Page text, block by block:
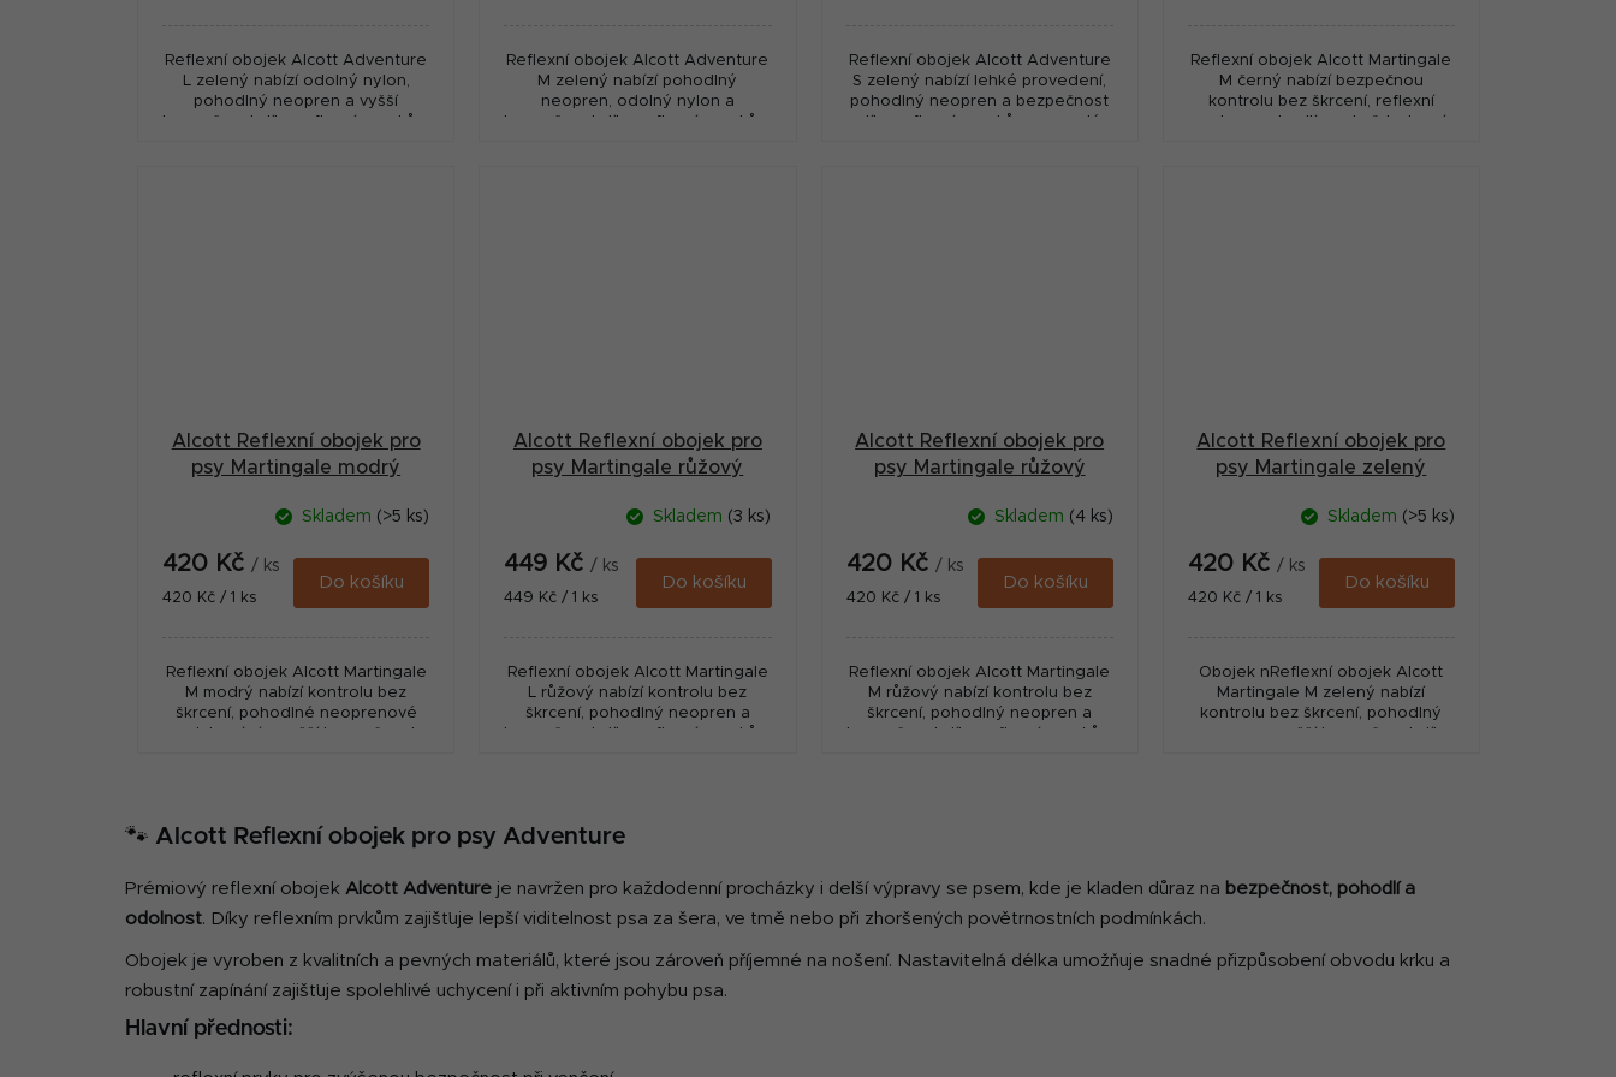
Reflexní obojek Alcott Adventure
L zelený nabízí odolný nylon,
pohodlný neopren a vyšší
bezpečnost díky reflexním prvkům
Reflexní obojek Alcott Adventure
M zelený nabízí pohodlný
neopren, odolný nylon a
bezpečnost díky reflexním prvkům
Reflexní obojek Alcott Adventure
S zelený nabízí lehké provedení,
pohodlný neopren a bezpečnost
díky reflexním prvkům pro malé
Reflexní obojek Alcott Martingale
M černý nabízí bezpečnou
kontrolu bez škrcení, reflexní
prvky a pohodlí pro každodenní
Alcott Reflexní obojek pro
psy Martingale modrý
Skladem (>5 ks)
420 Kč / ks
Měrná
420 Kč / 1 ks
Do košíku
Reflexní obojek Alcott Martingale
M modrý nabízí kontrolu bez
škrcení, pohodlné neoprenové
polstrování a vyšší bezpečnost
Alcott Reflexní obojek pro
psy Martingale růžový
Skladem (3 ks)
449 Kč/ ks
Měrná
449 Kč / 1 ks
Do košíku
Reflexní obojek Alcott Martingale
L růžový nabízí kontrolu bez
škrcení, pohodlný neopren a
bezpečnost díky reflexním prvkům
Alcott Reflexní obojek pro
psy Martingale růžový
Skladem (4 ks)
420 Kč / ks
Měrná
420 Kč / 1 ks
Do košíku
Reflexní obojek Alcott Martingale
M růžový nabízí kontrolu bez
škrcení, pohodlný neopren a
bezpečnost díky reflexním prvkům
Alcott Reflexní obojek pro
psy Martingale zelený
Skladem (>5 ks)
420 Kč / ks
Měrná
420 Kč / 1 ks
Do košíku
Obojek nReflexní obojek Alcott
Martingale M zelený nabízí
kontrolu bez škrcení, pohodlný
neopren a vyšší bezpečnost díky
á
d
a
c
🐾 Alcott Reflexní obojek pro psy Adventure
Prémiový reflexní obojek Alcott Adventure je navržen pro každodenní procházky i delší výpravy se psem, kde je kladen důraz na bezpečnost, pohodlí a
odolnost. Díky reflexním prvkům zajišťuje lepší viditelnost psa za šera, ve tmě nebo při zhoršených povětrnostních podmínkách.
Obojek je vyroben z kvalitních a pevných materiálů, které jsou zároveň příjemné na nošení. Nastavitelná délka umožňuje snadné přizpůsobení obvodu krku a
robustní zapínání zajišťuje spolehlivé uchycení i při aktivním pohybu psa.
Hlavní přednosti: